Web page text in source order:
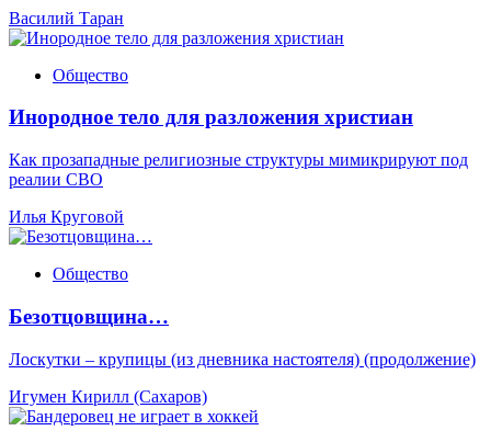
Василий Таран
Общество
Инородное тело для разложения христиан
Как прозападные религиозные структуры мимикрируют под
реалии СВО
Илья Круговой
Общество
Безотцовщина…
Лоскутки – крупицы (из дневника настоятеля) (продолжение)
Игумен Кирилл (Сахаров)